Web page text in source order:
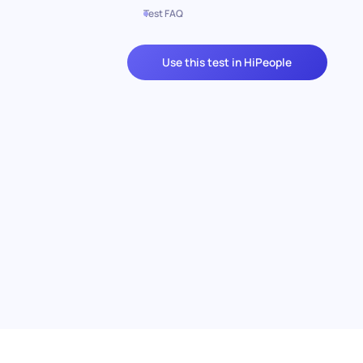
Test FAQ
Use this test in HiPeople